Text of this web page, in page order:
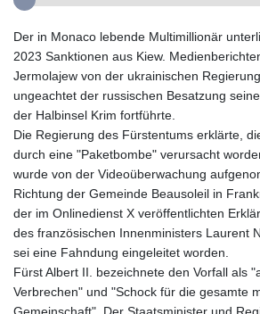
Der in Monaco lebende Multimillionär
2023 Sanktionen aus Kiew.
Jermolajew von der ukrainischen
ungeachtet der russischen Besatzung
der Halbinsel Krim fortführte.
Die Regierung des Fürstentums erklärte,
durch eine "Paketbombe" verursacht
wurde von der Videoüberwachung
Richtung der Gemeinde Beausoleil in
der im Onlinedienst X veröffentlichten
des französischen Innenministers Laurent
sei eine Fahndung eingeleitet worden.
Fürst Albert II. bezeichnete den Vorfall als
Verbrechen" und "Schock für die gesamte